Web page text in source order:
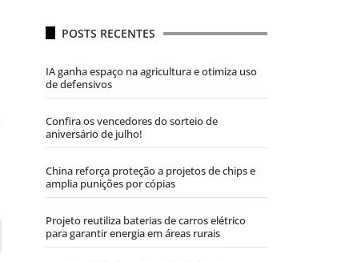
POSTS RECENTES
IA ganha espaço na agricultura e otimiza uso
de defensivos
Confira os vencedores do sorteio de
aniversário de julho!
China reforça proteção a projetos de chips e
amplia punições por cópias
Projeto reutiliza baterias de carros elétrico
para garantir energia em áreas rurais